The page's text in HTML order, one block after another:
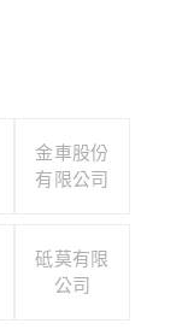
金車股份
有限公司
砥莫有限
公司